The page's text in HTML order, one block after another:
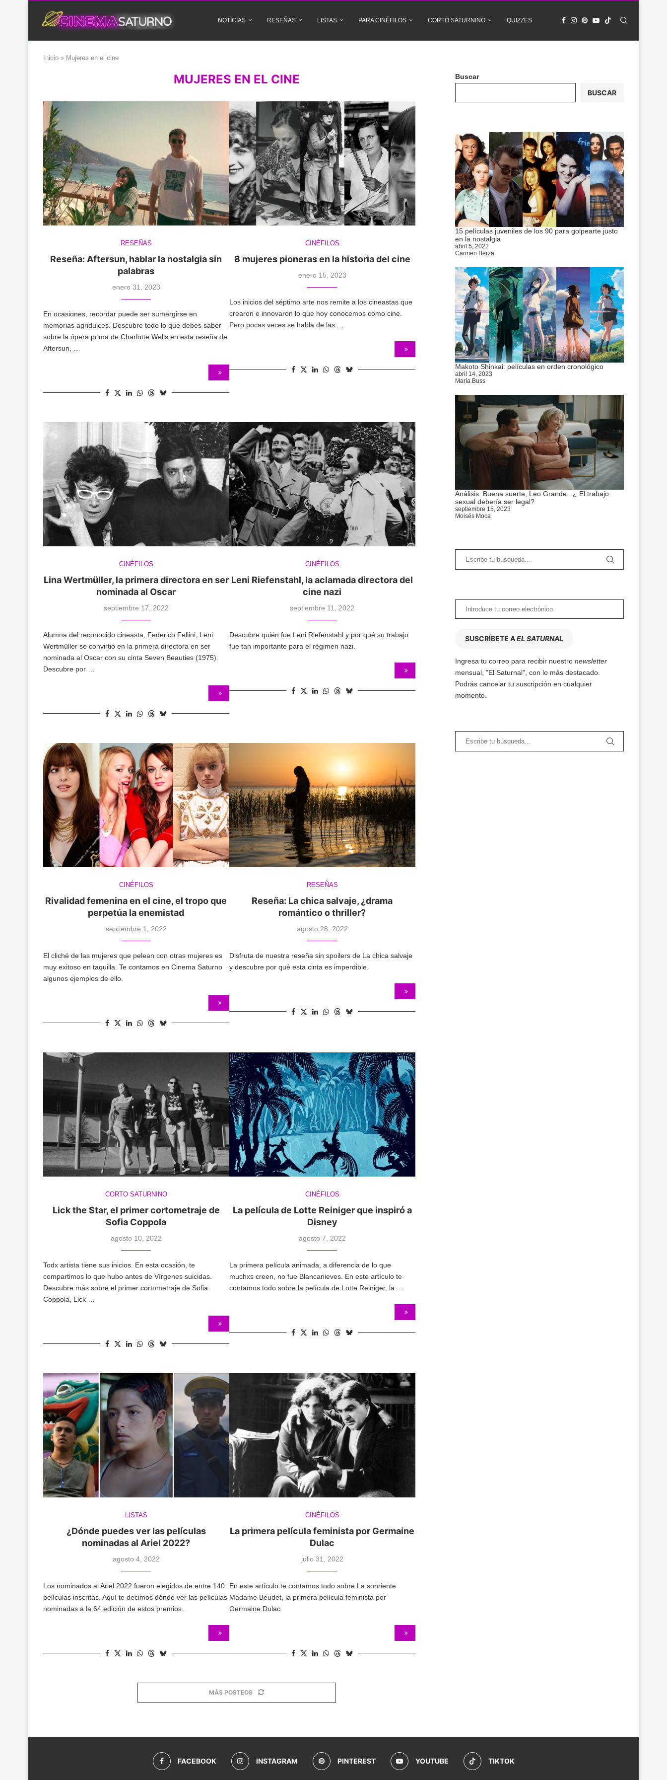
NOTICIAS RESEÑAS LISTAS PARA CINÉFILOS CORTO SATURNINO QUIZZES
Inicio » Mujeres en el cine
MUJERES EN EL CINE
RESEÑAS
Reseña: Aftersun, hablar la nostalgia sin
palabras
enero 31, 2023
En ocasiones, recordar puede ser sumergirse en
memorias agridulces. Descubre todo lo que debes saber
sobre la ópera prima de Charlotte Wells en esta reseña de
Aftersun, …
CINÉFILOS
8 mujeres pioneras en la historia del cine
enero 15, 2023
Los inicios del séptimo arte nos remite a los cineastas que
crearon e innovaron lo que hoy conocemos como cine.
Pero pocas veces se habla de las …
CINÉFILOS
Lina Wertmüller, la primera directora en ser
nominada al Oscar
septiembre 17, 2022
Alumna del reconocido cineasta, Federico Fellini, Leni
Wertmüller se convirtió en la primera directora en ser
nominada al Oscar con su cinta Seven Beauties (1975).
Descubre por …
CINÉFILOS
Leni Riefenstahl, la aclamada directora del
cine nazi
septiembre 11, 2022
Descubre quién fue Leni Riefenstahl y por qué su trabajo
fue tan importante para el régimen nazi.
CINÉFILOS
Rivalidad femenina en el cine, el tropo que
perpetúa la enemistad
septiembre 1, 2022
El cliché de las mujeres que pelean con otras mujeres es
muy exitoso en taquilla. Te contamos en Cinema Saturno
algunos ejemplos de ello.
RESEÑAS
Reseña: La chica salvaje, ¿drama
romántico o thriller?
agosto 28, 2022
Disfruta de nuestra reseña sin spoilers de La chica salvaje
y descubre por qué esta cinta es imperdible.
CORTO SATURNINO
Lick the Star, el primer cortometraje de
Sofia Coppola
agosto 10, 2022
Todx artista tiene sus inicios. En esta ocasión, te
compartimos lo que hubo antes de Vírgenes suicidas.
Descubre más sobre el primer cortometraje de Sofia
Coppola, Lick …
CINÉFILOS
La película de Lotte Reiniger que inspiró a
Disney
agosto 7, 2022
La primera película animada, a diferencia de lo que
muchxs creen, no fue Blancanieves. En este artículo te
contamos todo sobre la película de Lotte Reiniger, la …
LISTAS
¿Dónde puedes ver las películas
nominadas al Ariel 2022?
agosto 4, 2022
Los nominados al Ariel 2022 fueron elegidos de entre 140
películas inscritas. Aquí te decimos dónde ver las películas
nominadas a la 64 edición de estos premios.
CINÉFILOS
La primera película feminista por Germaine
Dulac
julio 31, 2022
En este artículo te contamos todo sobre La sonriente
Madame Beudet, la primera película feminista por
Germaine Dulac.
MÁS POSTEOS
Buscar
BUSCAR
15 películas juveniles de los 90 para golpearte justo
en la nostalgia
abril 5, 2022
Carmen Berza
Makoto Shinkai: películas en orden cronológico
abril 14, 2023
María Buss
Análisis: Buena suerte, Leo Grande...¿ El trabajo
sexual debería ser legal?
septiembre 15, 2023
Moisés Moca
SUSCRÍBETE AEL SATURNAL
Ingresa tu correo para recibir nuestro newsletter
mensual, "El Saturnal", con lo más destacado.
Podrás cancelar tu suscripción en cualquier
momento.
FACEBOOK INSTAGRAM PINTEREST YOUTUBE TIKTOK